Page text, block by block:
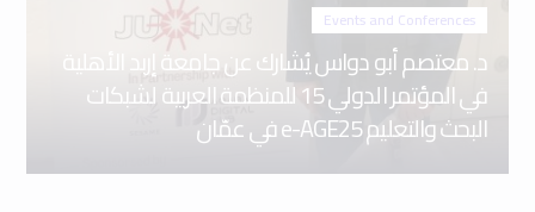
Events and Conferences
د. معتصم أبو دواس يُشارك عن جامعة إربد الأهلية
في المؤتمر الدولي 15 للمنظمة العربية لشبكات
البحث والتعليم e-AGE25 في عمّان